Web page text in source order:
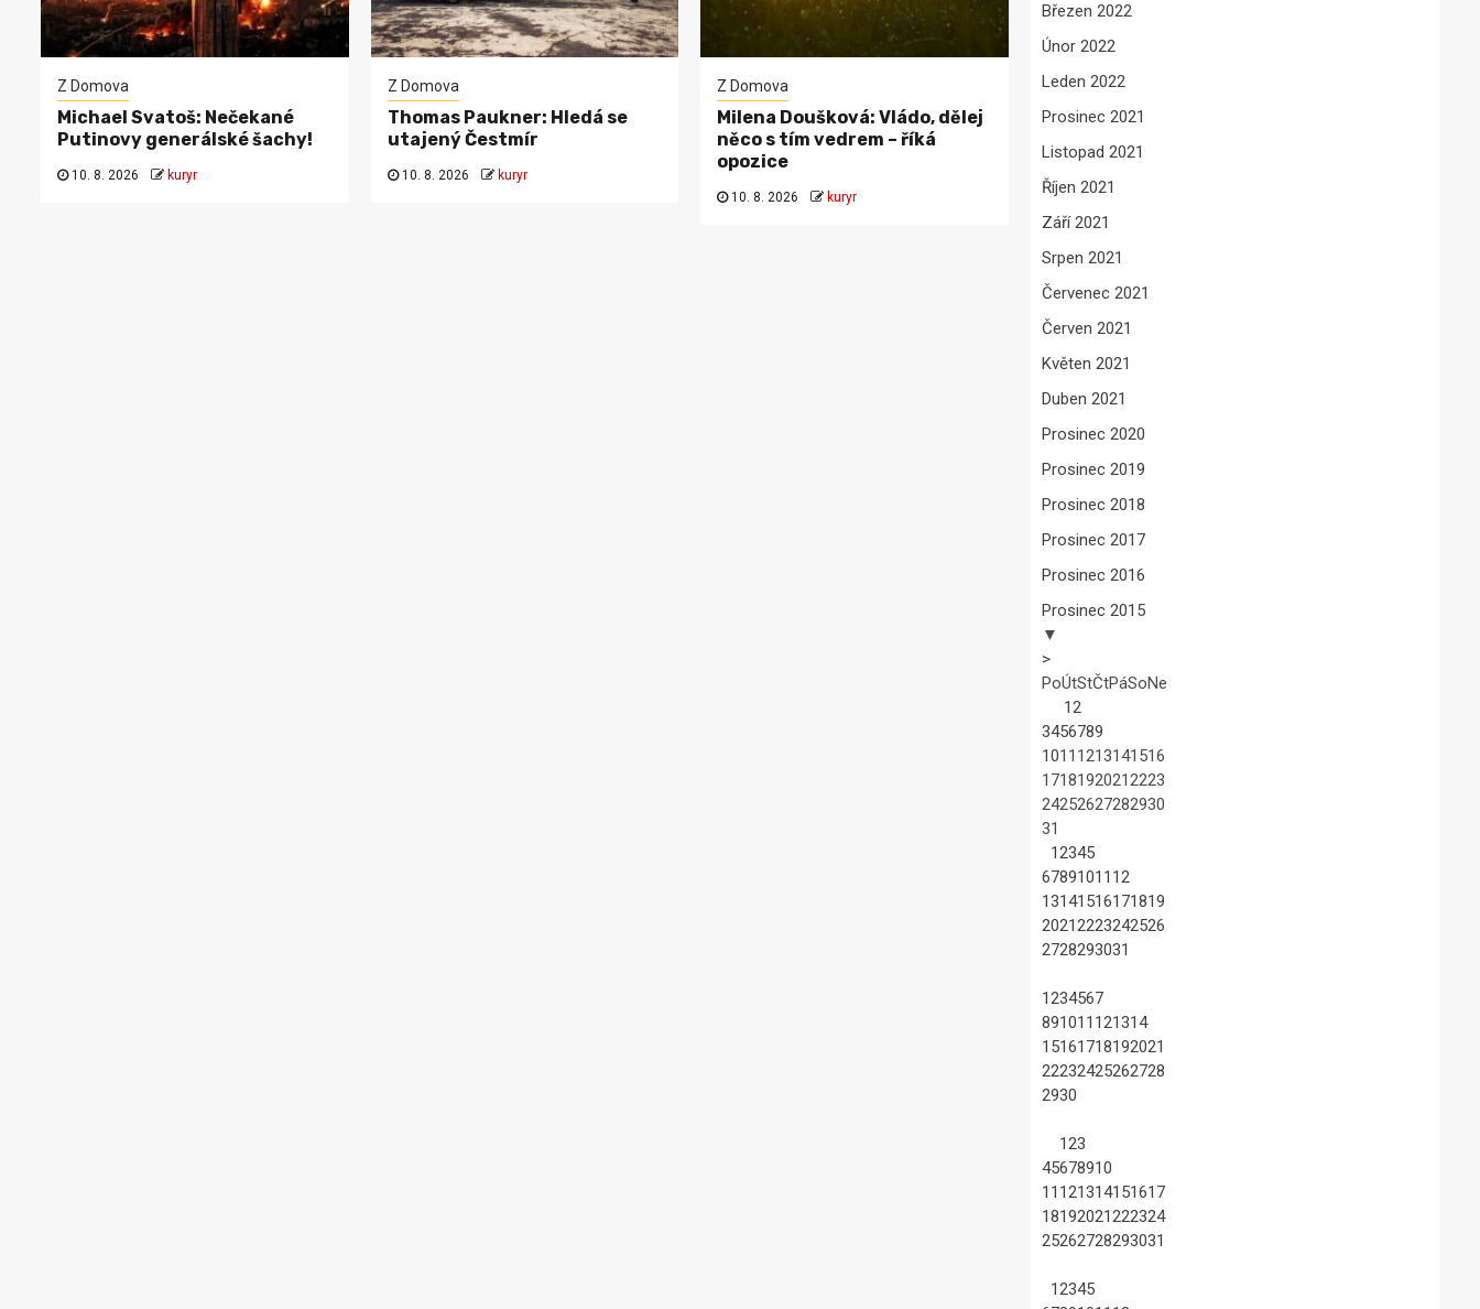
Z Domova
Michael Svatoš: Nečekané
Putinovy generálské šachy!
10. 8. 2026 kuryr
Z Domova
Thomas Paukner: Hledá se
utajený Čestmír
10. 8. 2026 kuryr
Z Domova
Milena Doušková: Vládo, dělej
něco s tím vedrem – říká
opozice
10. 8. 2026 kuryr
Březen 2022
Únor 2022
Leden 2022
Prosinec 2021
Listopad 2021
Říjen 2021
Září 2021
Srpen 2021
Červenec 2021
Červen 2021
Květen 2021
Duben 2021
Prosinec 2020
Prosinec 2019
Prosinec 2018
Prosinec 2017
Prosinec 2016
Prosinec 2015
▼
>
PoÚtStČtPáSoNe
12
3456789
1011 1213141516
17181920212223
24252627282930
31
12345
67891011 12
13141516171819
20212223242526
2728293031
1234567
891011 121314
15161718192021
22232425262728
2930
123
45678910
11 121314151617
18192021222324
25262728293031
12345